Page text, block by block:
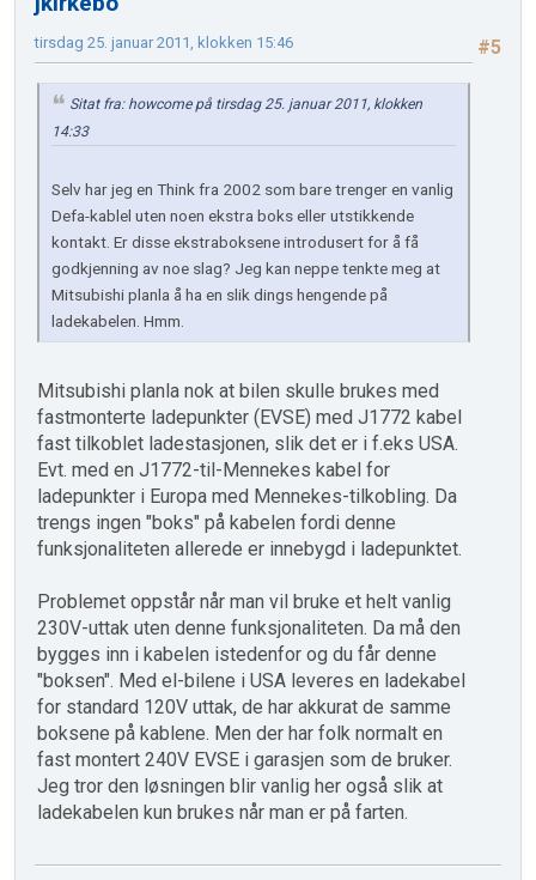
#5
tirsdag 25. januar 2011, klokken 15:46
Sitat fra: howcome på tirsdag 25. januar 2011, klokken
14:33
Selv har jeg en Think fra 2002 som bare trenger en vanlig
Defa-kablel uten noen ekstra boks eller utstikkende
kontakt. Er disse ekstraboksene introdusert for å få
godkjenning av noe slag? Jeg kan neppe tenkte meg at
Mitsubishi planla å ha en slik dings hengende på
ladekabelen. Hmm.
Mitsubishi planla nok at bilen skulle brukes med
fastmonterte ladepunkter (EVSE) med J1772 kabel
fast tilkoblet ladestasjonen, slik det er i f.eks USA.
Evt. med en J1772-til-Mennekes kabel for
ladepunkter i Europa med Mennekes-tilkobling. Da
trengs ingen "boks" på kabelen fordi denne
funksjonaliteten allerede er innebygd i ladepunktet.
Problemet oppstår når man vil bruke et helt vanlig
230V-uttak uten denne funksjonaliteten. Da må den
bygges inn i kabelen istedenfor og du får denne
"boksen". Med el-bilene i USA leveres en ladekabel
for standard 120V uttak, de har akkurat de samme
boksene på kablene. Men der har folk normalt en
fast montert 240V EVSE i garasjen som de bruker.
Jeg tror den løsningen blir vanlig her også slik at
ladekabelen kun brukes når man er på farten.